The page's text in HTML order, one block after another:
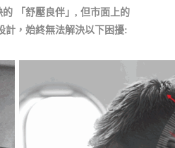
的 「舒壓良伴」, 但市面上的
計，始終無法解決以下困擾: